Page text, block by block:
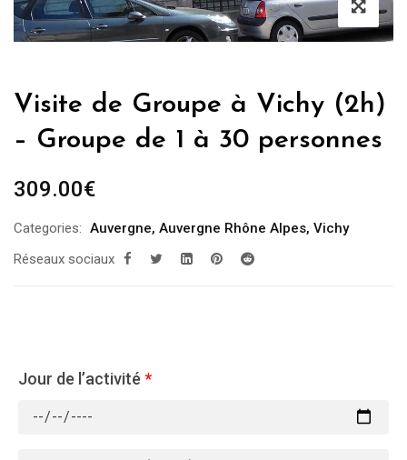
Visite de Groupe à Vichy (2h)
– Groupe de 1 à 30 personnes
309.00€
Categories: Auvergne, Auvergne Rhône Alpes, Vichy
Réseaux sociaux
Jour de l’activité *